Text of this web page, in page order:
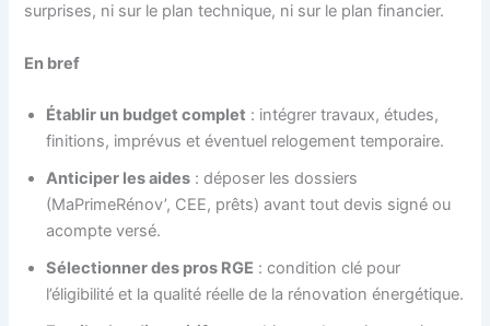
surprises, ni sur le plan technique, ni sur le plan financier.
En bref
Établir un budget complet : intégrer travaux, études,
finitions, imprévus et éventuel relogement temporaire.
Anticiper les aides : déposer les dossiers
(MaPrimeRénov’, CEE, prêts) avant tout devis signé ou
acompte versé.
Sélectionner des pros RGE : condition clé pour
l’éligibilité et la qualité réelle de la rénovation énergétique.